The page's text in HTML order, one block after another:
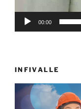
00:00
INFIVALLE